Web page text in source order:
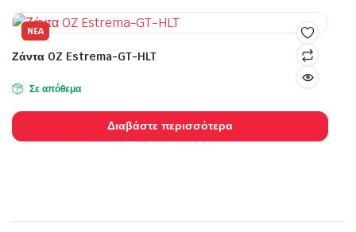
NEA
Ζάντα OZ Estrema-GT-HLT
Σε απόθεμα
Διαβάστε περισσότερα